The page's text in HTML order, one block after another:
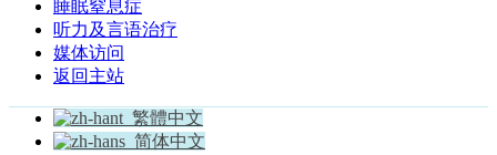
睡眠窒息症
听力及言语治疗
媒体访问
返回主站
繁體中文
简体中文